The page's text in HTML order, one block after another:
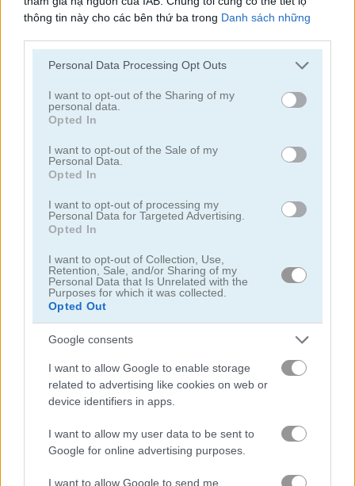
thông tin này cho các bên thứ ba trong Danh sách những
lộ thêm thông tin này cho các bên thứ ba khác.
services and may gather and store information including but
not limited to your visit or usage behaviour. You may click to
grant or deny consent to Google and its third-party tags to
use your data for below specified purposes in below Google
consent section.
Personal Data Processing Opt Outs
I want to opt-out of the Sharing of my
personal data.
Opted In
I want to opt-out of the Sale of my
Personal Data.
Opted In
I want to opt-out of processing my
Personal Data for Targeted Advertising.
Opted In
I want to opt-out of Collection, Use,
Retention, Sale, and/or Sharing of my
Personal Data that Is Unrelated with the
Purposes for which it was collected.
Opted Out
Google consents
I want to allow Google to enable storage
related to advertising like cookies on web or
device identifiers in apps.
I want to allow my user data to be sent to
Google for online advertising purposes.
I want to allow Google to send me
Toilet Run Chainy Chisai Medieval 2
Hold My Hand, Friend Emoji Fun
Danh mục liên quan
2048
khối
trái cây